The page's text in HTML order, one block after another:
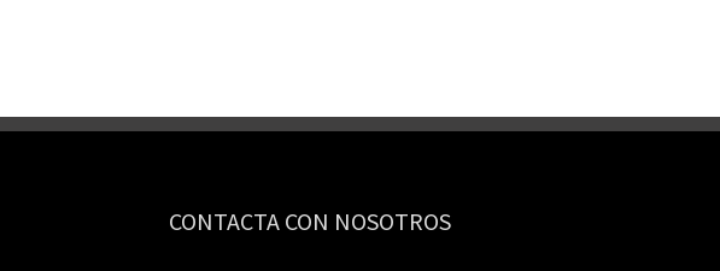
CONTACTA CON NOSOTROS